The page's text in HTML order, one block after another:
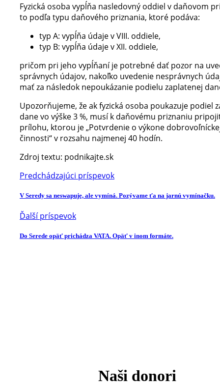
Fyzická osoba vypĺňa nasledovný oddiel v daňovom
to podľa typu daňového priznania, ktoré podáva:
typ A: vypĺňa údaje v VIII. oddiele,
typ B: vypĺňa údaje v XII. oddiele,
pričom pri jeho vypĺňaní je potrebné dať pozor na
správnych údajov, nakoľko uvedenie nesprávnych
mať za následok nepoukázanie podielu zaplatenej
Upozorňujeme, že ak fyzická osoba poukazuje podiel
dane vo výške 3 %, musí k daňovému priznaniu
prílohu, ktorou je „Potvrdenie o výkone
činnosti“ v rozsahu najmenej 40 hodín.
Zdroj textu: podnikajte.sk
Predchádzajúci príspevok
V Seredy sa neswapuje, ale vymíná. Pozývame ťa na jarnú vymínačku.
Ďalší príspevok
Do Serede opäť prichádza VATA. Opäť v inom formáte.
Naši donori